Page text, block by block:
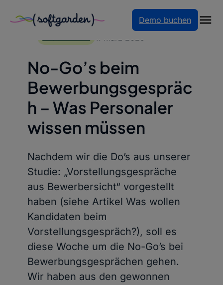
Zum
Demo buchen
No-Go’s beim
Bewerbungsgespräc
h – Was Personaler
wissen müssen
Nachdem wir die Do’s aus unserer
Studie: „Vorstellungsgespräche
aus Bewerbersicht“ vorgestellt
haben (siehe Artikel Was wollen
Kandidaten beim
Vorstellungsgespräch?), soll es
diese Woche um die No-Go’s bei
Bewerbungsgesprächen gehen.
Wir haben aus den gewonnen